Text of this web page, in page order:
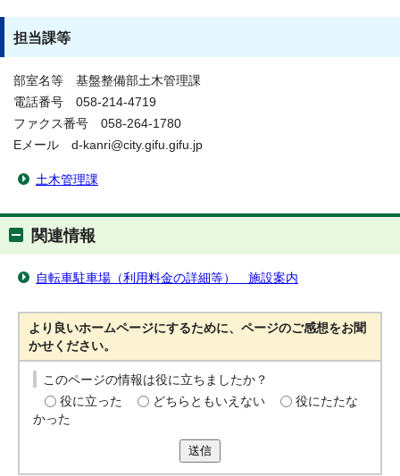
担当課等
部室名等 基盤整備部土木管理課
電話番号 058-214-4719
ファクス番号 058-264-1780
Eメール d-kanri@city.gifu.gifu.jp
土木管理課
関連情報
自転車駐車場（利用料金の詳細等） 施設案内
より良いホームページにするために、ページのご感想をお聞
かせください。
このページの情報は役に立ちましたか？
役に立った
どちらともいえない
役にたたな
かった
送信